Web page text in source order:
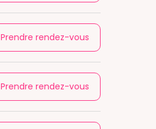
Prendre rendez-vous
Prendre rendez-vous